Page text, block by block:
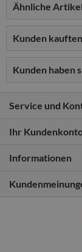
Ähnliche Artikel
Kunden
Kunden haben
Service und
Ihr
Informationen